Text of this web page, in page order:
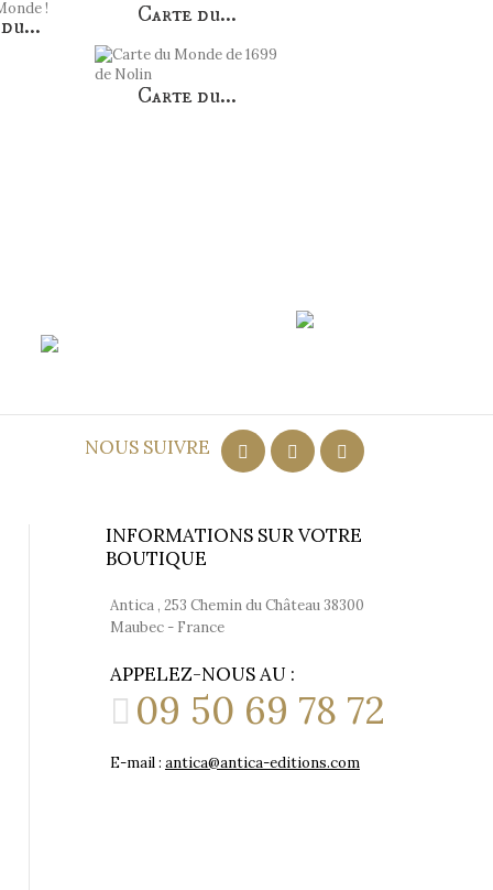
Carte du...
Carte du...
NOUS SUIVRE
INFORMATIONS SUR VOTRE
BOUTIQUE
Antica , 253 Chemin du Château 38300
Maubec - France
APPELEZ-NOUS AU :
09 50 69 78 72
E-mail : antica@antica-editions.com